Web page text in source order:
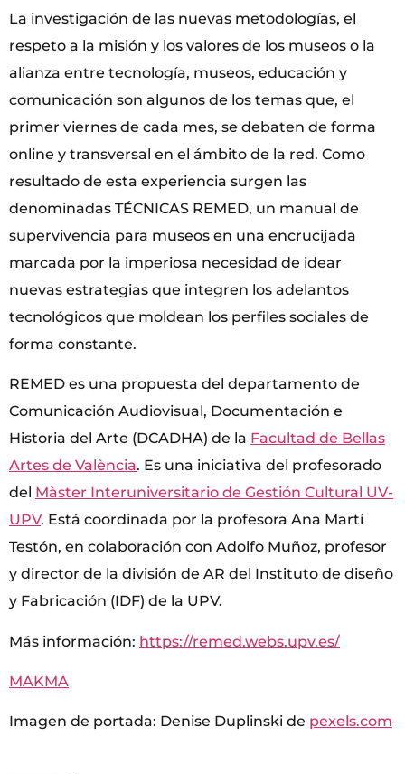
La investigación de las nuevas metodologías, el
respeto a la misión y los valores de los museos o la
alianza entre tecnología, museos, educación y
comunicación son algunos de los temas que, el
primer viernes de cada mes, se debaten de forma
online y transversal en el ámbito de la red. Como
resultado de esta experiencia surgen las
denominadas TÉCNICAS REMED, un manual de
supervivencia para museos en una encrucijada
marcada por la imperiosa necesidad de idear
nuevas estrategias que integren los adelantos
tecnológicos que moldean los perfiles sociales de
forma constante.
REMED es una propuesta del departamento de
Comunicación Audiovisual, Documentación e
Historia del Arte (DCADHA) de la Facultad de Bellas
Artes de València. Es una iniciativa del profesorado
del Màster Interuniversitario de Gestión Cultural UV-
UPV. Está coordinada por la profesora Ana Martí
Testón, en colaboración con Adolfo Muñoz, profesor
y director de la división de AR del Instituto de diseño
y Fabricación (IDF) de la UPV.
Más información: https://remed.webs.upv.es/
MAKMA
Imagen de portada: Denise Duplinski de pexels.com